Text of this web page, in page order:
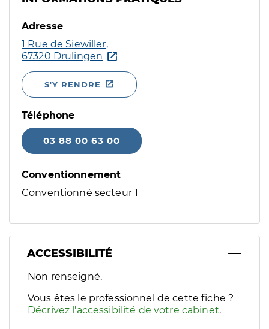
Adresse
1 Rue de Siewiller,
67320 Drulingen
S'Y RENDRE
Téléphone
03 88 00 63 00
Conventionnement
Conventionné secteur 1
ACCESSIBILITÉ
Filtres
Sélectionnez un ou plusieurs handicaps/besoins
Non renseigné.
Vous êtes le professionnel de cette fiche ?
Décrivez l'accessibilité de votre cabinet.